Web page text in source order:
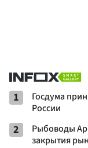
1
Госдума
России
2
Рыбоводы
закрытия